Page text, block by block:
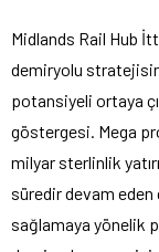
Midlands Rail Hub
demiryolu
potansiyeli ortaya
göstergesi. Mega
milyar sterlinlik
süredir devam
sağlamaya yönelik